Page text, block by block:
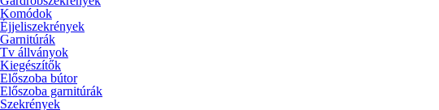
Komódok
Éjjeliszekrények
Garnitúrák
Tv állványok
Kiegészítők
Előszoba bútor
Előszoba garnitúrák
Szekrények